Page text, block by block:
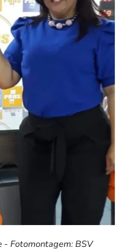
- Fotomontagem: BSV